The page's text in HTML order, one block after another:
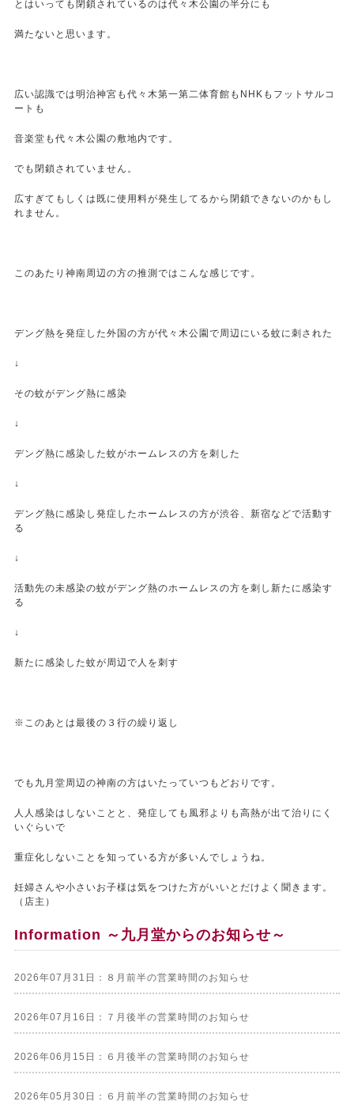
とはいっても閉鎖されているのは代々木公園の半分にも
満たないと思います。
広い認識では明治神宮も代々木第一第二体育館もNHKもフットサルコ
ートも
音楽堂も代々木公園の敷地内です。
でも閉鎖されていません。
広すぎてもしくは既に使用料が発生してるから閉鎖できないのかもし
れません。
このあたり神南周辺の方の推測ではこんな感じです。
デング熱を発症した外国の方が代々木公園で周辺にいる蚊に刺された
↓
その蚊がデング熱に感染
↓
デング熱に感染した蚊がホームレスの方を刺した
↓
デング熱に感染し発症したホームレスの方が渋谷、新宿などで活動す
る
↓
活動先の未感染の蚊がデング熱のホームレスの方を刺し新たに感染す
る
↓
新たに感染した蚊が周辺で人を刺す
※このあとは最後の３行の繰り返し
でも九月堂周辺の神南の方はいたっていつもどおりです。
人人感染はしないことと、発症しても風邪よりも高熱が出て治りにく
いぐらいで
重症化しないことを知っている方が多いんでしょうね。
妊婦さんや小さいお子様は気をつけた方がいいとだけよく聞きます。
（店主）
Information ～九月堂からのお知らせ～
2026年07月31日：８月前半の営業時間のお知らせ
2026年07月16日：７月後半の営業時間のお知らせ
2026年06月15日：６月後半の営業時間のお知らせ
2026年05月30日：６月前半の営業時間のお知らせ